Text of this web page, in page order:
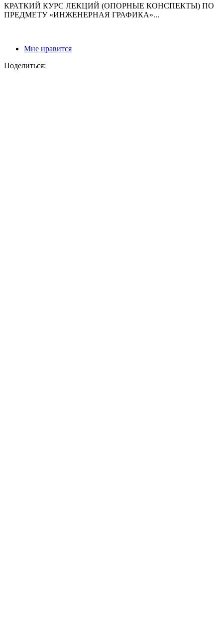
КРАТКИЙ КУРС ЛЕКЦИЙ (ОПОРНЫЕ КОНСПЕКТЫ) ПО
ПРЕДМЕТУ «ИНЖЕНЕРНАЯ ГРАФИКА»...
Мне нравится
Поделиться: